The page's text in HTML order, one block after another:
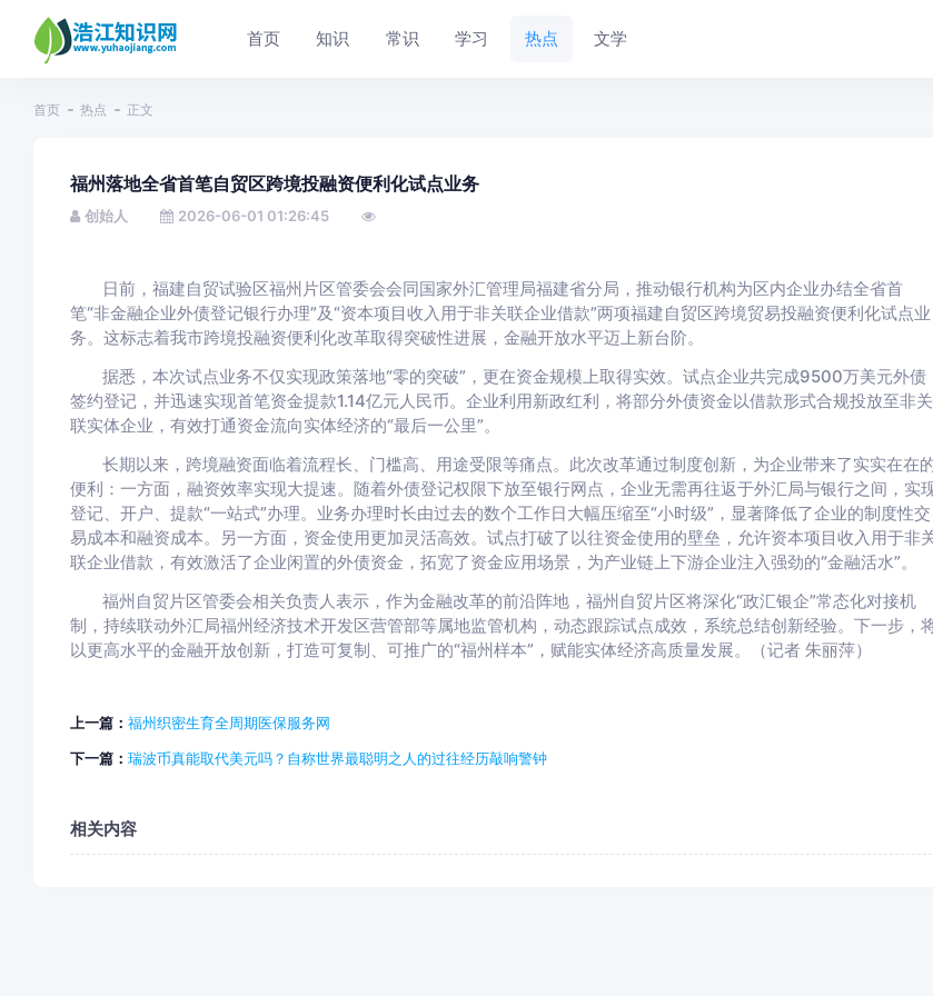
首页 知识 常识 学习 热点 文学
首页 热点 正文
福州落地全省首笔自贸区跨境投融资便利化试点业务
创始人 2026-06-01 01:26:45
日前，福建自贸试验区福州片区管委会会同国家外汇管理局福建省分局，推动银行机构为区内企业办结全省首
笔“非金融企业外债登记银行办理”及“资本项目收入用于非关联企业借款”两项福建自贸区跨境贸易投融资便利化试点业
务。这标志着我市跨境投融资便利化改革取得突破性进展，金融开放水平迈上新台阶。
据悉，本次试点业务不仅实现政策落地“零的突破”，更在资金规模上取得实效。试点企业共完成9500万美元外债
签约登记，并迅速实现首笔资金提款1.14亿元人民币。企业利用新政红利，将部分外债资金以借款形式合规投放至非关
联实体企业，有效打通资金流向实体经济的“最后一公里”。
长期以来，跨境融资面临着流程长、门槛高、用途受限等痛点。此次改革通过制度创新，为企业带来了实实在在
便利：一方面，融资效率实现大提速。随着外债登记权限下放至银行网点，企业无需再往返于外汇局与银行之间，实
登记、开户、提款“一站式”办理。业务办理时长由过去的数个工作日大幅压缩至“小时级”，显著降低了企业的制度性交
易成本和融资成本。另一方面，资金使用更加灵活高效。试点打破了以往资金使用的壁垒，允许资本项目收入用于非
联企业借款，有效激活了企业闲置的外债资金，拓宽了资金应用场景，为产业链上下游企业注入强劲的“金融活水”。
福州自贸片区管委会相关负责人表示，作为金融改革的前沿阵地，福州自贸片区将深化“政汇银企”常态化对接机
制，持续联动外汇局福州经济技术开发区营管部等属地监管机构，动态跟踪试点成效，系统总结创新经验。下一步，
以更高水平的金融开放创新，打造可复制、可推广的“福州样本”，赋能实体经济高质量发展。（记者 朱丽萍）
上一篇： ​福州织密生育全周期医保服务网
下一篇： 瑞波币真能取代美元吗？自称世界最聪明之人的过往经历敲响警钟
相关内容